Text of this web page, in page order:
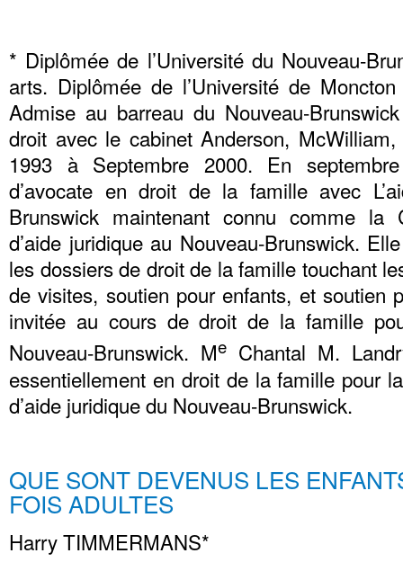
* Diplômée de l’Université du Nouveau-
arts. Diplômée de l’Université de
Admise au barreau du Nouveau-
droit avec le cabinet Anderson,
1993 à Septembre 2000. En
d’avocate en droit de la famille avec
Brunswick maintenant connu comme la
d’aide juridique au Nouveau-Brunswick.
les dossiers de droit de la famille touchant
de visites, soutien pour enfants, et soutien
invitée au cours de droit de la famille
Nouveau-Brunswick. MeChantal M.
essentiellement en droit de la famille pour
d’aide juridique du Nouveau-Brunswick.
QUE SONT DEVENUS LES
FOIS ADULTES
Harry TIMMERMANS*